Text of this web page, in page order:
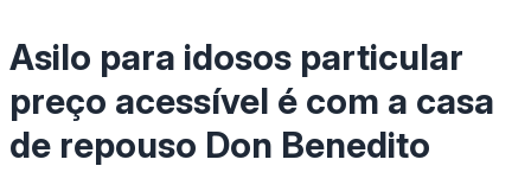
Asilo para idosos particular
preço acessível é com a casa
de repouso Don Benedito